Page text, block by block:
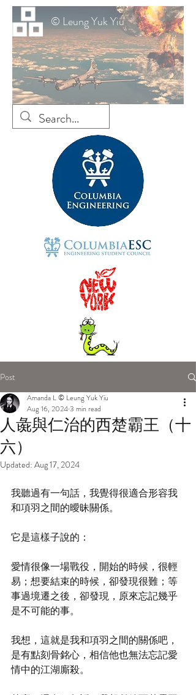
© Leung Yuk Yiu
Post
人彘與仁治的西楚霸王（十
六）
Amanda L © Leung Yuk Yiu
Aug 16, 20243 min read
Updated: Aug 17, 2024
我聽過有一句話，我覺得很適合形容我
和項羽之間的曖昧關係。
它是這樣子說的：
愛情很像一場戰役，開始的時候，很輕
易；想要結束的時候，卻發現很難；等
事過境遷之後，卻發現，原來忘記幾乎
是不可能的事。
我想，這就是我和項羽之間的關係吧，
是有點刻骨銘心，相信他也無法忘記愛
情中的江湖廝殺。